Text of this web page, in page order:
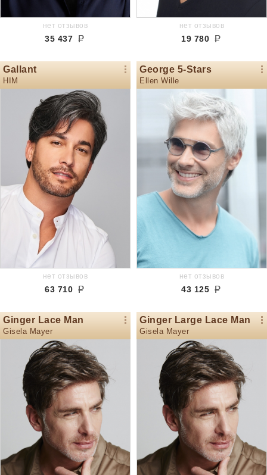
нет отзывов
35 437
нет отзывов
19 780
Gallant
HIM
нет отзывов
63 710
George 5-Stars
Ellen Wille
нет отзывов
43 125
Ginger Lace Man
Gisela Mayer
Ginger Large Lace Man
Gisela Mayer